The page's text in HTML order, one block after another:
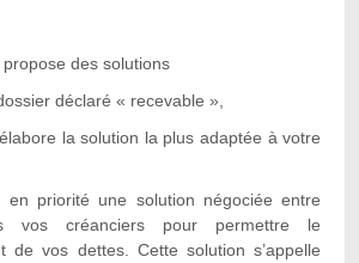
des solutions
déclaré « recevable »,
la solution la plus adaptée à votre
en priorité une solution négociée entre
vos créanciers pour permettre le
de vos dettes. Cette solution s’appelle